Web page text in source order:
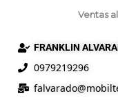
Ventas
FRANKLIN
0979219296
falvarado@